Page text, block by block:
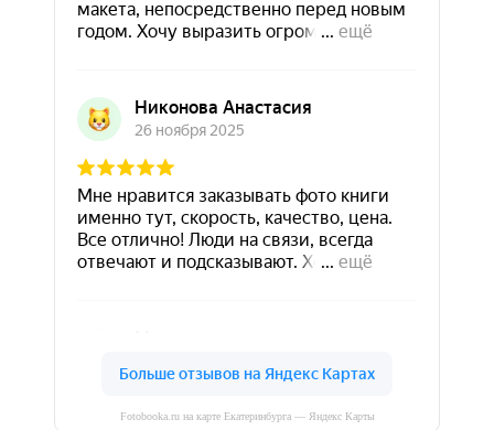
Fotobooka.ru на карте Екатеринбурга — Яндекс Карты